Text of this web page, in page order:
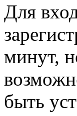
Для
минут,
быть